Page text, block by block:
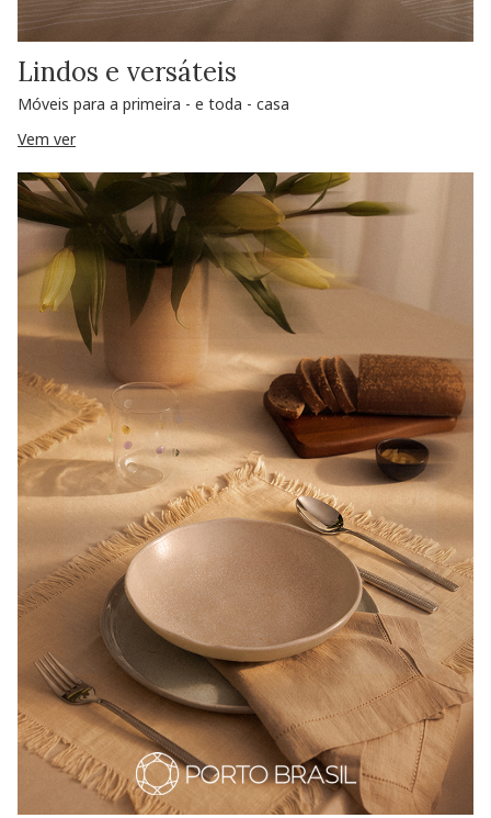
Lindos e versáteis
Móveis para a primeira - e toda - casa
Vem ver